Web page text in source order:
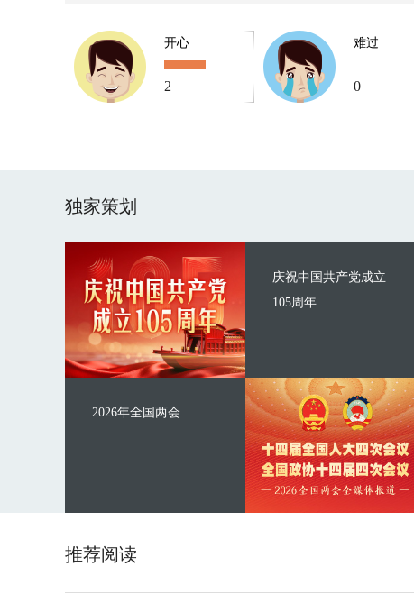
开心
2
难过
0
独家策划
庆祝中国共产党成立
105周年
2026年全国两会
推荐阅读